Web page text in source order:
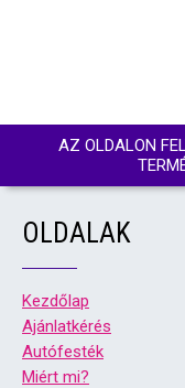
AZ OLDALON
OLDALAK
Kezdőlap
Ajánlatkérés
Autófesték
Miért mi?